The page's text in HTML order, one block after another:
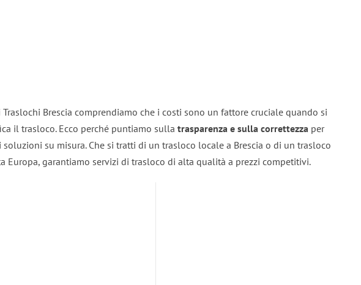
Traslochi Brescia comprendiamo che i costi sono un fattore cruciale quando si
il trasloco. Ecco perché puntiamo sulla trasparenza e sulla correttezza per
su misura. Che si tratti di un trasloco locale a Brescia o di un trasloco
Europa, garantiamo servizi di trasloco di alta qualità a prezzi competitivi.